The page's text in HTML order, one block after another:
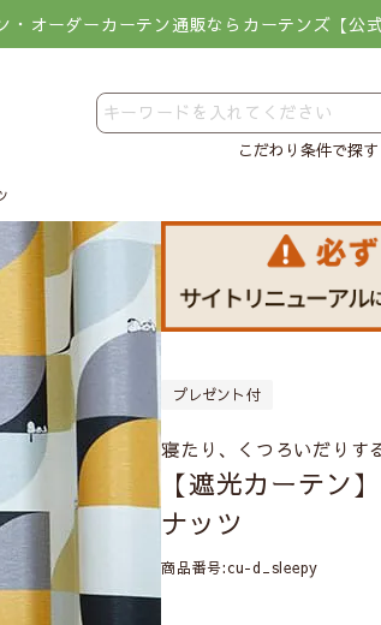
・オーダーカーテン通販ならカーテンズ【公式
こだわり条件で探す
プレゼント付
寝たり、くつろいだりす
【遮光カーテン
ナッツ
商品番号 cu-d_sleepy